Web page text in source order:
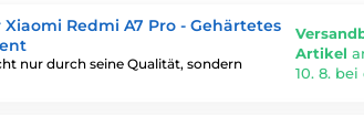
Xiaomi Redmi A7 Pro - Gehärtetes
nur durch seine Qualität, sondern
Artikel
10. 8. bei